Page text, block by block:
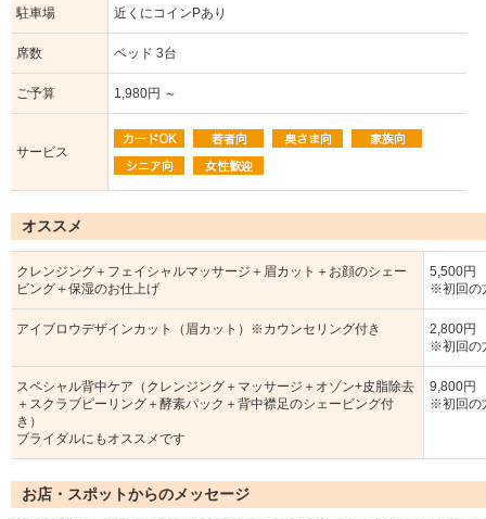
駐車場 近くにコインPあり
席数 ベッド 3台
ご予算 1,980円 ～
サービス
オススメ
クレンジング＋フェイシャルマッサージ＋眉カット＋お顔のシェー
ビング＋保湿のお仕上げ
5,500円
※初回の
アイブロウデザインカット（眉カット）※カウンセリング付き
2,800円
※初回の
スペシャル背中ケア（クレンジング＋マッサージ＋オゾン+皮脂除去
＋スクラブピーリング＋酵素パック＋背中襟足のシェービング付
き）
ブライダルにもオススメです
9,800円
※初回の
お店・スポットからのメッセージ